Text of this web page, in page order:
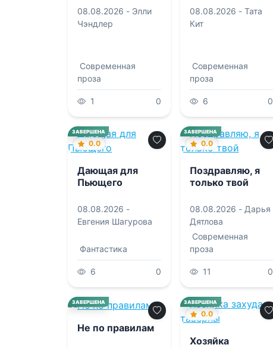
08.08.2026 - Элли
Чэндлер
Современная
проза
1 0
08.08.2026 - Тата
Кит
Современная
проза
6 0
ЗАВЕРШЕНА
0.0
Дающая для
Пьющего
08.08.2026 -
Евгения Шагурова
Фантастика
6 0
ЗАВЕРШЕНА
0.0
Поздравляю, я
только твой
08.08.2026 - Дарья
Дятлова
Современная
проза
11 0
ЗАВЕРШЕНА
0.0
Не по правилам
ЗАВЕРШЕНА
0.0
Хозяйка